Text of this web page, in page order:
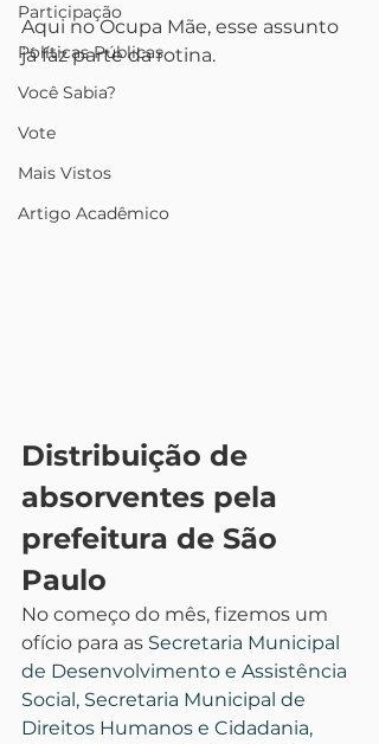
Participação
Políticas Públicas
Você Sabia?
Vote
Mais Vistos
Artigo Acadêmico
Aqui no Ocupa Mãe, esse assunto
já faz parte da rotina.
Distribuição de
absorventes pela
prefeitura de São
Paulo
No começo do mês, fizemos um
ofício para as Secretaria Municipal
de Desenvolvimento e Assistência
Social, Secretaria Municipal de
Direitos Humanos e Cidadania,